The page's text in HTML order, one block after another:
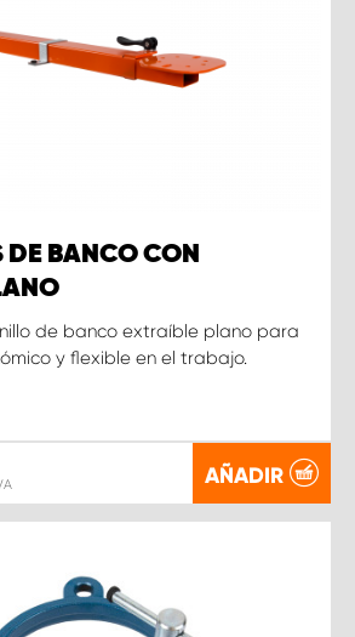
DE BANCO CON
de banco extraíble plano para
y flexible en el trabajo.
AÑADIR